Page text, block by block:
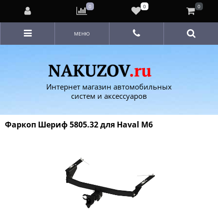
Интернет магазин автомобильных
систем и аксессуаров
МЕНЮ
Фаркоп Шериф 5805.32 для Haval M6
0 0 0